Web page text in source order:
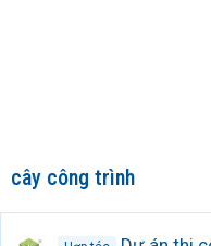
cây công trình